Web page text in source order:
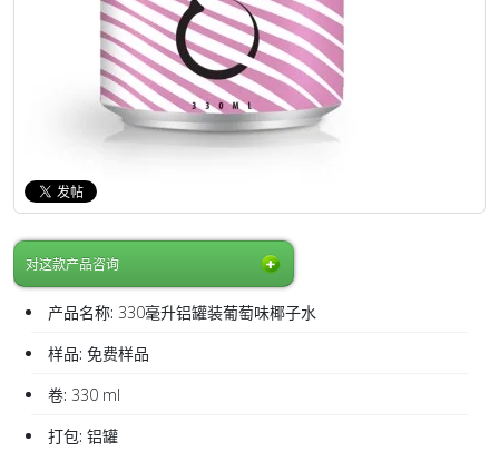
对这款产品咨询
产品名称: 330毫升铝罐装葡萄味椰子水
样品: 免费样品
卷: 330 ml
打包: 铝罐